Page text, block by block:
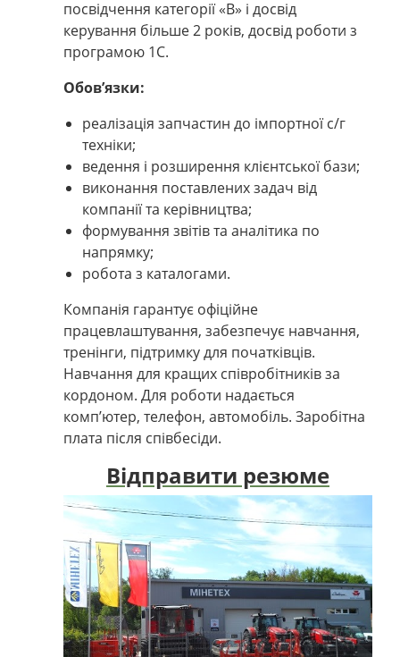
посвідчення категорії «В» і досвід
керування більше 2 років, досвід роботи з
програмою 1С.
Обов’язки:
реалізація запчастин до імпортної с/г
техніки;
ведення і розширення клієнтської бази;
виконання поставлених задач від
компанії та керівництва;
формування звітів та аналітика по
напрямку;
робота з каталогами.
Компанія гарантує офіційне
працевлаштування, забезпечує навчання,
тренінги, підтримку для початківців.
Навчання для кращих співробітників за
кордоном. Для роботи надається
комп’ютер, телефон, автомобіль. Заробітна
плата після співбесіди.
Відправити резюме